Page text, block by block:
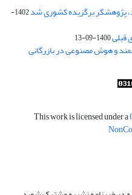
پژوهشگر برگزیده کشوری شد
1402-
قبلی1400-09-13
و هوش مصنوعی در بازرگانی
This work is licensed under a